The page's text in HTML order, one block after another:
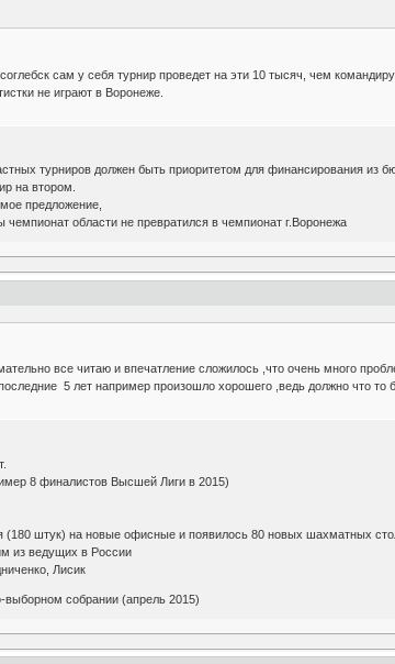
сам у себя турнир проведет на эти 10 тысяч, чем
не играют в Воронеже.
турниров должен быть приоритетом для финансирования из
на втором.
предложение,
области не превратился в чемпионат г.Воронежа
все читаю и впечатление сложилось ,что очень много
5 лет например произошло хорошего ,ведь должно что
8 финалистов Высшей Лиги в 2015)
(180 штук) на новые офисные и появилось 80 новых шахматных
из ведущих в России
Лисик
выборном собрании (апрель 2015)